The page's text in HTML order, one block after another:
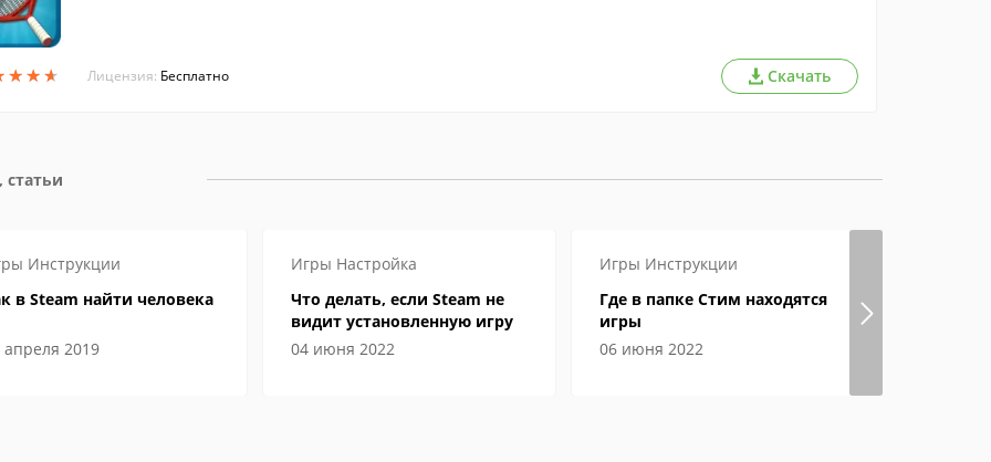
★★★
★★★ Лицензия: Бесплатно Скачать
Инструкции
в Steam найти человека
апреля 2019
Игры Настройка
Что делать, если Steam не
видит установленную игру
04 июня 2022
Игры Инструкции
Где в папке Стим находятся
игры
06 июня 2022